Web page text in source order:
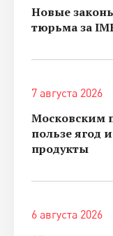
Новые
тюрьма за
7 августа 2026
Московским
пользе ягод
продукты
6 августа 2026